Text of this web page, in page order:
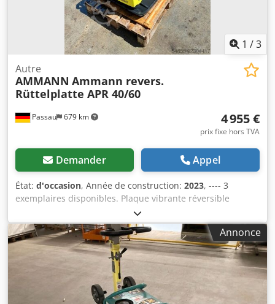
1 /3
Passau 679 km
Autre
AMMANN Ammann revers.
Rüttelplatte APR 40/60
4 955 €
prix fixe hors TVA
Demander Appel
État: d'occasion, Année de construction: 2023, ---- 3
exemplaires disponibles. Plaque vibrante réversible
Ammann APR 40/60 N° d'équipement : 100563147 Année
de fabrication : 2023 Plaque vibrante réversible Ammann
APR 40/60 N° d'équipement : 100563148 Djdezkzzbopfx
Anfeck Année de fabrication : 2023 Caractéristiques :
Moteur : Hatz / Diesel Poids de la machine : 284 kg Largeur
de compactage : 600 mm
Annonce